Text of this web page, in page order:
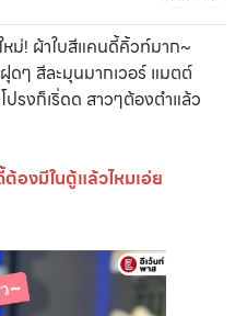
หม่! ผ้าใบสีแคนดี้คิ้วท์มาก~
ดๆ สีละมุนมากเวอร์ แมตต์
ปรงก็เริ่ดด สาวๆต้องตำแล้ว
องมีในตู้แล้วไหมเอ่ย